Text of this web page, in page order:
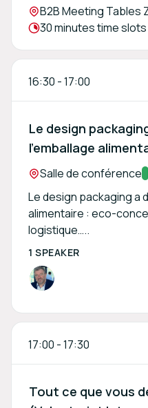
Location:
B2B Meeting Tables
Meeting duration:
30 minutes time slots
16:30 -17:00
Le design
l'emballage
Location:
Salle de conférence
Le design packaging a
alimentaire : eco-
logistique…..
1 SPEAKER
17:00 -17:30
Tout ce que vous